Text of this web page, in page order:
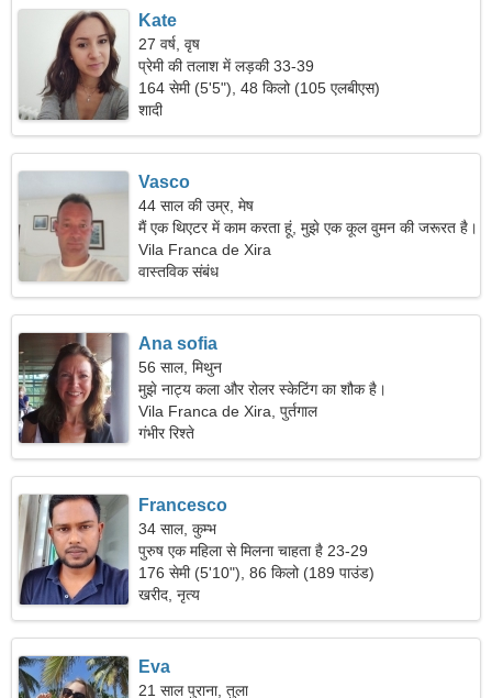
Kate
27 वर्ष, वृष
प्रेमी की तलाश में लड़की 33-39
164 सेमी (5'5"), 48 किलो (105 एलबीएस)
शादी
Vasco
44 साल की उम्र, मेष
मैं एक थिएटर में काम करता हूं, मुझे एक कूल वुमन की जरूरत है।
Vila Franca de Xira
वास्तविक संबंध
Ana sofia
56 साल, मिथुन
मुझे नाट्य कला और रोलर स्केटिंग का शौक है।
Vila Franca de Xira, पुर्तगाल
गंभीर रिश्ते
Francesco
34 साल, कुम्भ
पुरुष एक महिला से मिलना चाहता है 23-29
176 सेमी (5'10"), 86 किलो (189 पाउंड)
खरीद, नृत्य
Eva
21 साल पुराना, तुला